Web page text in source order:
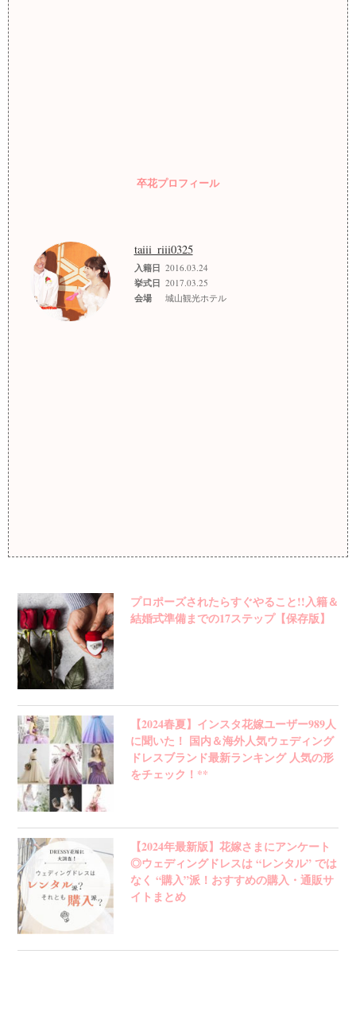
卒花プロフィール
taiii_riii0325
入籍日 2016.03.24
挙式日 2017.03.25
会場 城山観光ホテル
プロポーズされたらすぐやること!!入籍＆
結婚式準備までの17ステップ【保存版】
【2024春夏】インスタ花嫁ユーザー989人
に聞いた！ 国内＆海外人気ウェディング
ドレスブランド最新ランキング 人気の形
をチェック！**
【2024年最新版】花嫁さまにアンケート
◎ウェディングドレスは “レンタル” では
なく “購入”派！おすすめの購入・通販サ
イトまとめ